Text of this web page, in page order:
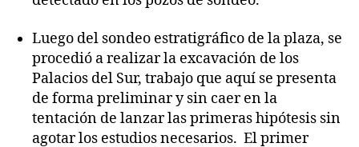
Luego del sondeo estratigráfico de la plaza, se
procedió a realizar la excavación de los
Palacios del Sur, trabajo que aquí se presenta
de forma preliminar y sin caer en la
tentación de lanzar las primeras hipótesis sin
agotar los estudios necesarios. El primer